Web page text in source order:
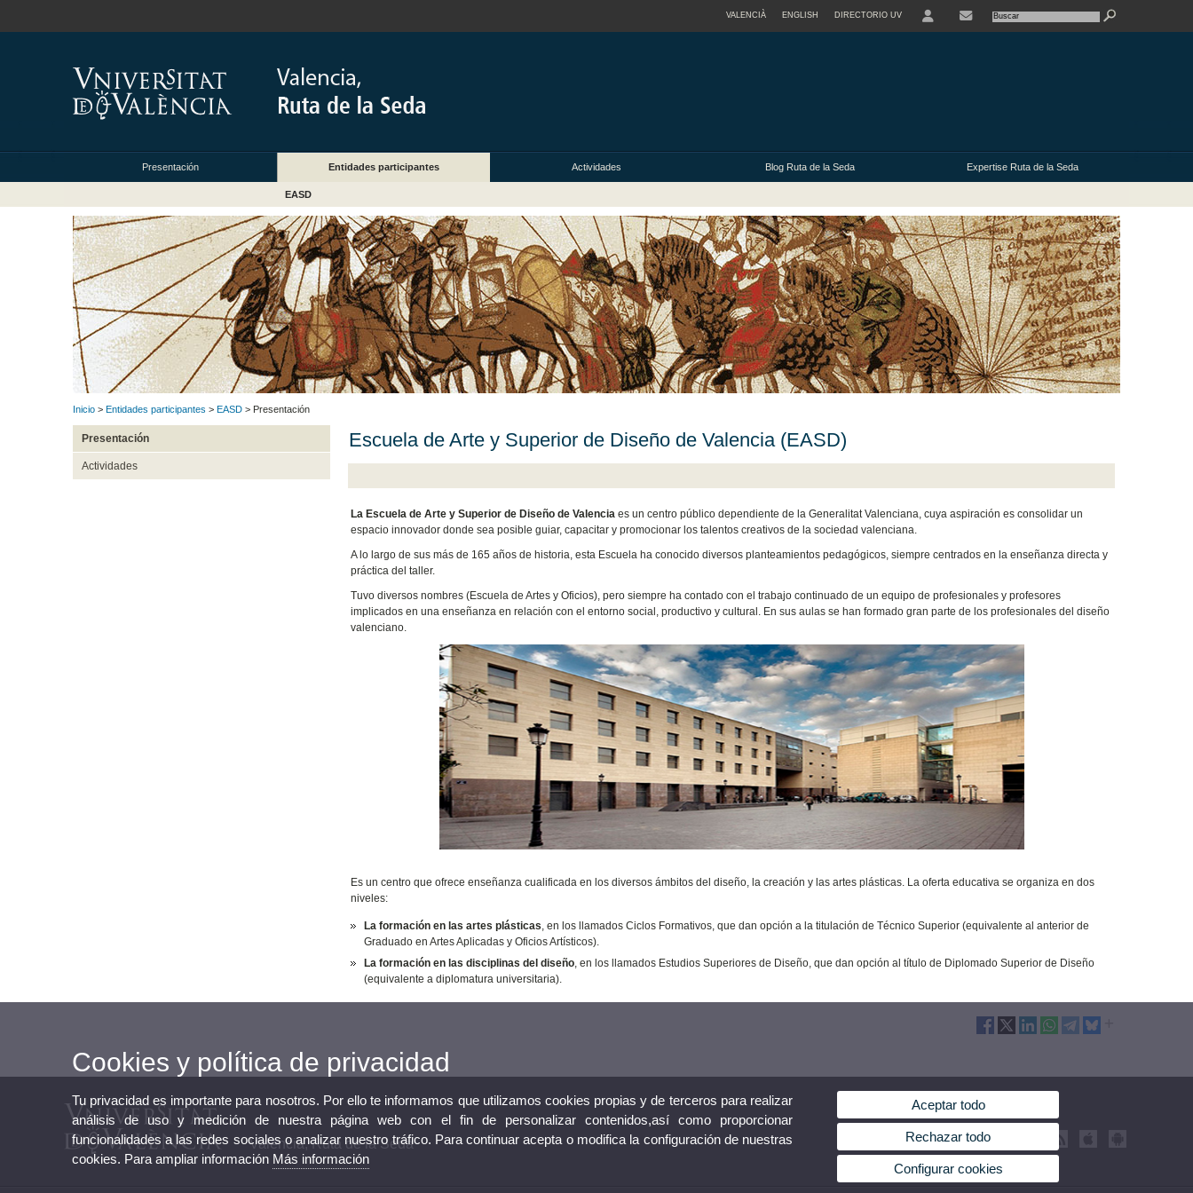
VALENCIÀ ENGLISH DIRECTORIO UV
Presentación Entidades participantes Actividades Blog Ruta de la Seda Expertise Ruta de la Seda
EASD
Inicio > Entidades participantes > EASD > Presentación
Presentación
Actividades
Escuela de Arte y Superior de Diseño de Valencia (EASD)
La Escuela de Arte y Superior de Diseño de Valencia es un centro público dependiente de la Generalitat Valenciana, cuya aspiración es consolidar un
espacio innovador donde sea posible guiar, capacitar y promocionar los talentos creativos de la sociedad valenciana.
A lo largo de sus más de 165 años de historia, esta Escuela ha conocido diversos planteamientos pedagógicos, siempre centrados en la enseñanza directa y
práctica del taller.
Tuvo diversos nombres (Escuela de Artes y Oficios), pero siempre ha contado con el trabajo continuado de un equipo de profesionales y profesores
implicados en una enseñanza en relación con el entorno social, productivo y cultural. En sus aulas se han formado gran parte de los profesionales del diseño
valenciano.
Es un centro que ofrece enseñanza cualificada en los diversos ámbitos del diseño, la creación y las artes plásticas. La oferta educativa se organiza en dos
niveles:
La formación en las artes plásticas , en los llamados Ciclos Formativos, que dan opción a la titulación de Técnico Superior (equivalente al anterior de
Graduado en Artes Aplicadas y Oficios Artísticos).
La formación en las disciplinas del diseño, en los llamados Estudios Superiores de Diseño, que dan opción al título de Diplomado Superior de Diseño
(equivalente a diplomatura universitaria).
Valencia, Ruta de la Seda
Cookies y política de privacidad
Tu privacidad es importante para nosotros. Por ello te informamos que utilizamos cookies propias y de terceros para realizar
análisis de uso y medición de nuestra página web con el fin de personalizar contenidos,así como proporcionar
funcionalidades a las redes sociales o analizar nuestro tráfico. Para continuar acepta o modifica la configuración de nuestras
cookies. Para ampliar información Más información
Aceptar todo
Rechazar todo
Configurar cookies